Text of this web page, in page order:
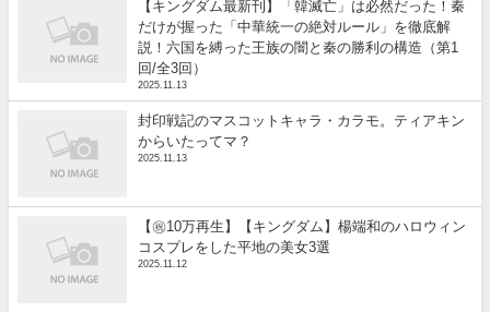
【キングダム最新刊】「韓滅亡」は必然だった！秦
だけが握った「中華統一の絶対ルール」を徹底解
説！六国を縛った王族の闇と秦の勝利の構造（第1
回/全3回）
2025.11.13
封印戦記のマスコットキャラ・カラモ。ティアキン
からいたってマ？
2025.11.13
【㊗️10万再生】【キングダム】楊端和のハロウィン
コスプレをした平地の美女3選
2025.11.12